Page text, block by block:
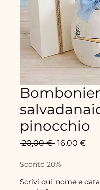
pinocchio
20,00 € Precio
16,00 €
Sconto 20%
Scrivi qui, nome e